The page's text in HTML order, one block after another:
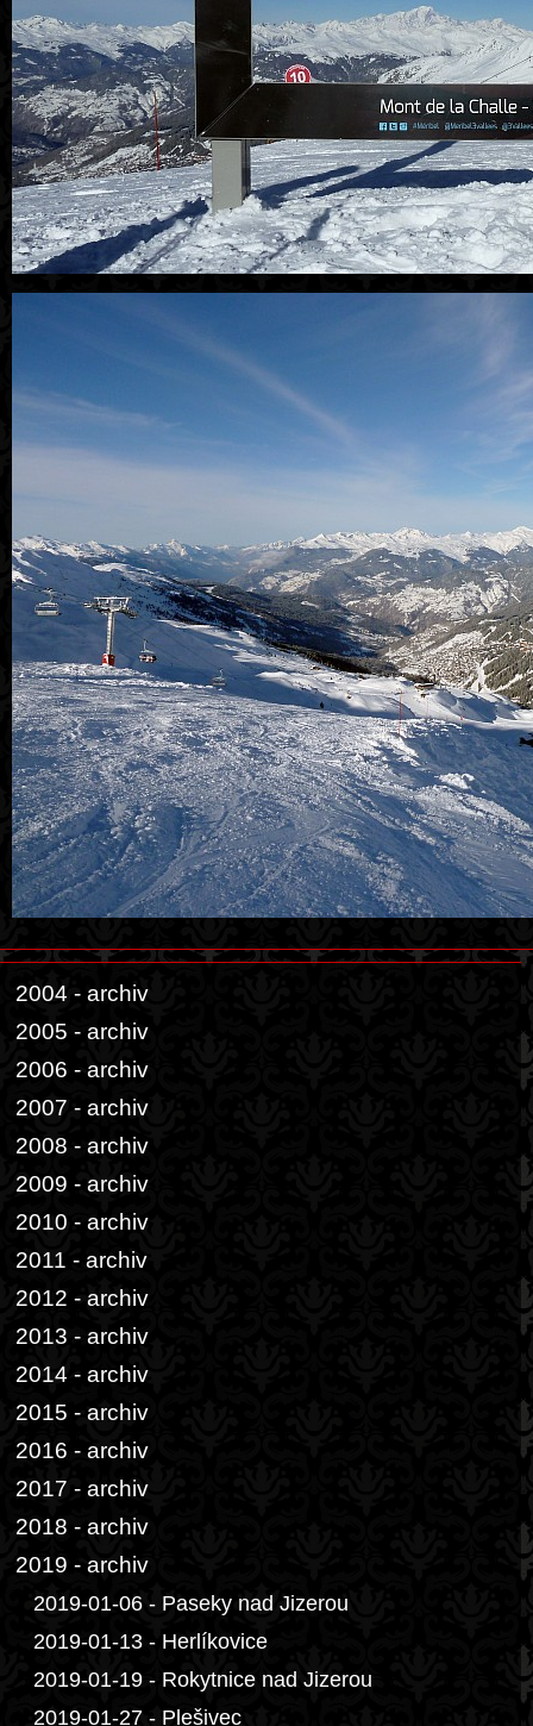
2004 - archiv
2005 - archiv
2006 - archiv
2007 - archiv
2008 - archiv
2009 - archiv
2010 - archiv
2011 - archiv
2012 - archiv
2013 - archiv
2014 - archiv
2015 - archiv
2016 - archiv
2017 - archiv
2018 - archiv
2019 - archiv
2019-01-06 - Paseky nad Jizerou
2019-01-13 - Herlíkovice
2019-01-19 - Rokytnice nad Jizerou
2019-01-27 - Plešivec